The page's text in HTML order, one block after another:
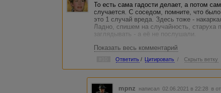
То есть сама гадости делает, а потом
случается. С соседом, помните, что
это 1 случай вреда. Здесь тоже -
Ладно, спишем на случайность,
заглядывать - а её не послушали.
И вот ещё. "подбегающего к нему –
жила под самой крышей," Они на
снимать сразу 2 квартиры? Нет, это
вариантах, за уши притянуто, если что.
Показать весь комментарий
Ответить / Цитировать / Скрыть ветку
mpnz написал 02.06.2021 в 22:28 в